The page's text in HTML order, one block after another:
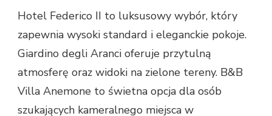
Hotel Federico II to luksusowy wybór, który
zapewnia wysoki standard i eleganckie pokoje.
Giardino degli Aranci oferuje przytulną
atmosferę oraz widoki na zielone tereny. B&B
Villa Anemone to świetna opcja dla osób
szukających kameralnego miejsca w